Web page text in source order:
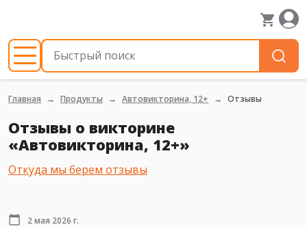
Главная Продукты Автовикторина, 12+ Отзывы
Отзывы о викторине
«Автовикторина, 12+»
Откуда мы берем отзывы
2 мая 2026 г.